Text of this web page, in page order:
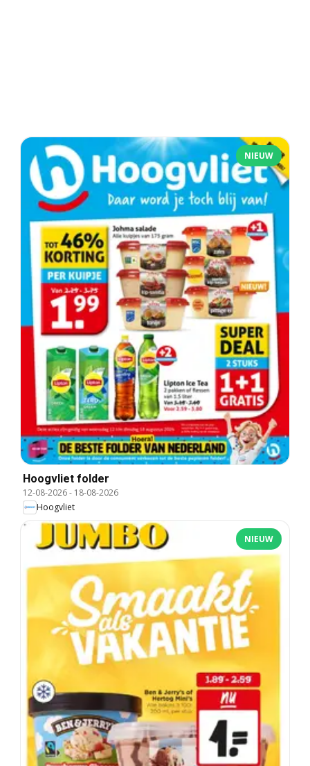
NIEUW
Hoogvliet folder
12-08-2026- 18-08-2026
Hoogvliet
NIEUW